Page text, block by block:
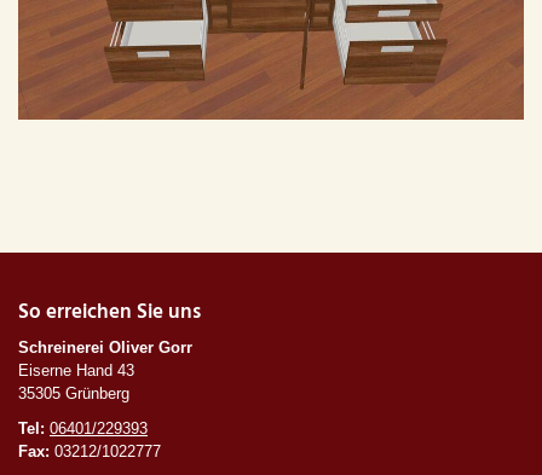
So erreichen Sie uns
Schreinerei Oliver Gorr
Eiserne Hand 43
35305 Grünberg
Tel: 06401/229393
Fax: 03212/1022777